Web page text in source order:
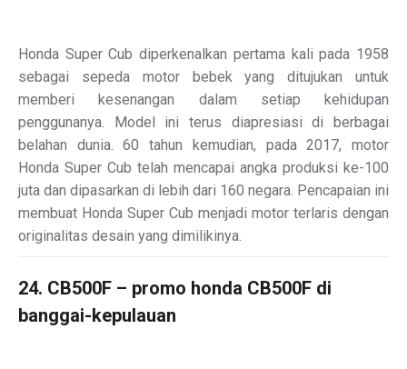
Honda Super Cub diperkenalkan pertama kali pada 1958
sebagai sepeda motor bebek yang ditujukan untuk
memberi kesenangan dalam setiap kehidupan
penggunanya. Model ini terus diapresiasi di berbagai
belahan dunia. 60 tahun kemudian, pada 2017, motor
Honda Super Cub telah mencapai angka produksi ke-100
juta dan dipasarkan di lebih dari 160 negara. Pencapaian ini
membuat Honda Super Cub menjadi motor terlaris dengan
originalitas desain yang dimilikinya.
24. CB500F – promo honda CB500F di
banggai-kepulauan